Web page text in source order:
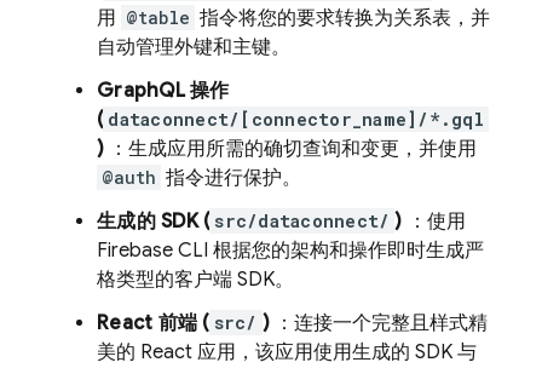
用 @table 指令将您的要求转换为关系表，并
自动管理外键和主键。
GraphQL 操作
( dataconnect/[connector_name]/*.gql
) ：生成应用所需的确切查询和变更，并使用
@auth 指令进行保护。
生成的 SDK ( src/dataconnect/ ) ：使用
Firebase CLI 根据您的架构和操作即时生成严
格类型的客户端 SDK。
React 前端 ( src/ )：连接一个完整且样式精
美的 React 应用，该应用使用生成的 SDK 与